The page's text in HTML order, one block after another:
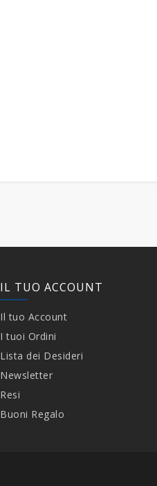
IL TUO ACCOUNT
Il tuo Account
I tuoi Ordini
Lista dei Desideri
Newsletter
Resi
Buoni Regalo